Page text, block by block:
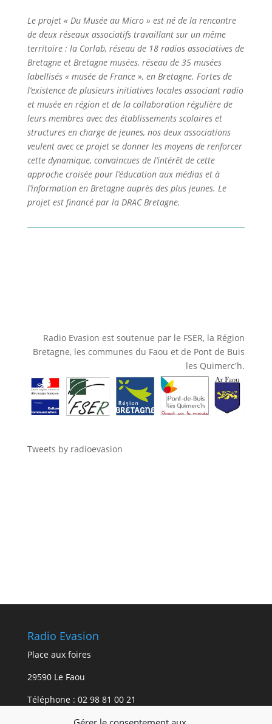
Le projet « Du Musée au Micro » est né de la rencontre
de deux réseaux associatifs travaillant sur un même
territoire : la Corlab, réseau de 18 radios associatives de
Bretagne et Bretagne musées, réseau de 35 musées
labellisés « musée de France », en Bretagne. Fortes de
l’existence de plusieurs initiatives locales associant radio
et musée en région et de la collaboration régulière de
leurs membres avec des établissements scolaires et
structures en charge de jeunes, nos deux associations
veulent avec ce projet se donner les moyens de renforcer
cette dynamique, convaincues de l’intérêt de cette
approche croisée pour l’éducation aux médias et à
l’information en Bretagne auprès des plus jeunes. Le
projet est financé par la DRAC Bretagne.
Radio Evasion est soutenue par le FSER, la Région
Bretagne, les communes du Faou et de Pont de Buis
les Quimerc'h.
Tweets by radioevasion
Radio Evasion
Place aux foires
29590 Le Faou
Téléphone : 02 98 81 00 21